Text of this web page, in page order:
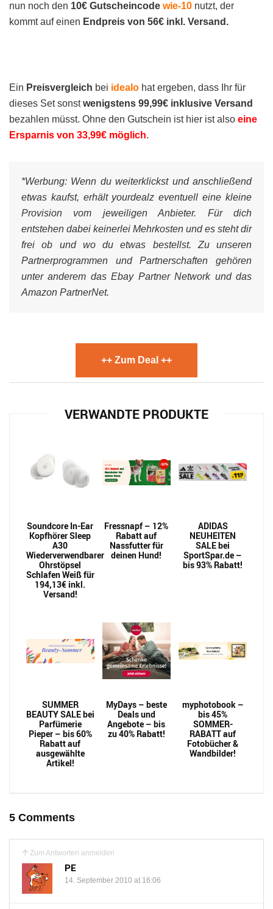
nun noch den 10€ Gutscheincode wie-10 nutzt, der
kommt auf einen Endpreis von 56€ inkl. Versand.
Ein Preisvergleich bei idealo hat ergeben, dass Ihr für
dieses Set sonstwenigstens 99,99€ inklusive Versand
bezahlen müsst. Ohne den Gutschein ist hier ist also eine
Ersparnis von 33,99€ möglich.
*Werbung: Wenn du weiterklickst und anschließend
etwas kaufst, erhält yourdealz eventuell eine kleine
Provision vom jeweiligen Anbieter. Für dich
entstehen dabei keinerlei Mehrkosten und es steht dir
frei ob und wo du etwas bestellst. Zu unseren
Partnerprogrammen und Partnerschaften gehören
unter anderem das Ebay Partner Network und das
Amazon PartnerNet.
++ Zum Deal ++
VERWANDTE PRODUKTE
Soundcore In-Ear
Kopfhörer Sleep
A30
Wiederverwendbarer
Ohrstöpsel
Schlafen Weiß für
194,13€ inkl.
Versand!
Fressnapf – 12%
Rabatt auf
Nassfutter für
deinen Hund!
ADIDAS
NEUHEITEN
SALE bei
SportSpar.de –
bis 93% Rabatt!
SUMMER
BEAUTY SALE bei
Parfümerie
Pieper – bis 60%
Rabatt auf
ausgewählte
Artikel!
MyDays – beste
Deals und
Angebote – bis
zu 40% Rabatt!
myphotobook –
bis 45%
SOMMER-
RABATT auf
Fotobücher &
Wandbilder!
5 Comments
Zum Antworten anmelden
PE
14. September 2010 at 16:06